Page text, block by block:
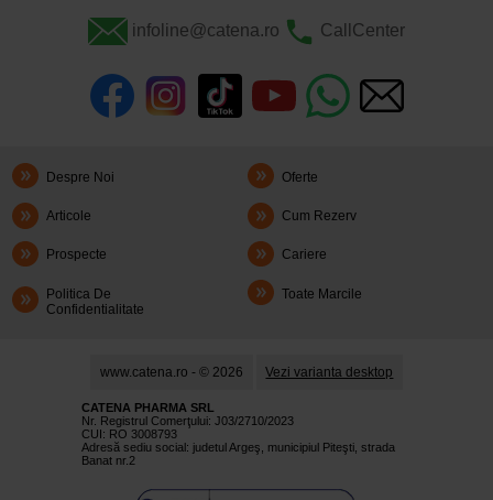
infoline@catena.ro CallCenter
Despre Noi Oferte
Articole Cum Rezerv
Prospecte Cariere
Politica De
Confidentialitate
Toate Marcile
www.catena.ro - © 2026 Vezi varianta desktop
CATENA PHARMA SRL
Nr. Registrul Comerţului: J03/2710/2023
CUI: RO 3008793
Adresă sediu social: judetul Argeş, municipiul Piteşti, strada
Banat nr.2